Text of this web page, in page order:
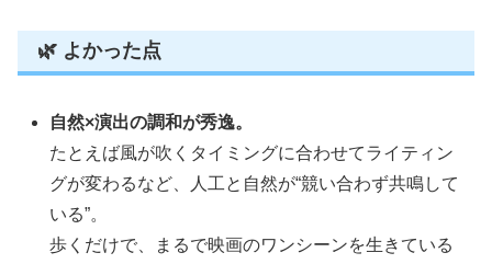
🌿 よかった点
自然×演出の調和が秀逸。
たとえば風が吹くタイミングに合わせてライティン
グが変わるなど、人工と自然が“競い合わず共鳴して
いる”。
歩くだけで、まるで映画のワンシーンを生きている